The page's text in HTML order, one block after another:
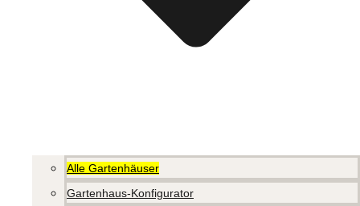
Alle Gartenhäuser
Gartenhaus-Konfigurator